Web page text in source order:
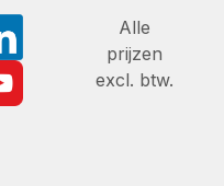
Alle
prijzen
excl. btw.